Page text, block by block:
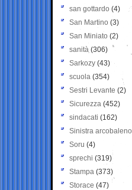
san gottardo (4)
San Martino (3)
San Miniato (2)
sanità (306)
Sarkozy (43)
scuola (354)
Sestri Levante (2)
Sicurezza (452)
sindacati (162)
Sinistra arcobaleno
Soru (4)
sprechi (319)
Stampa (373)
Storace (47)